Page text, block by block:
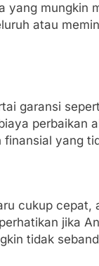
yang mungkin
atau
garansi
perbaikan
yang
cukup cepat,
jika
tidak